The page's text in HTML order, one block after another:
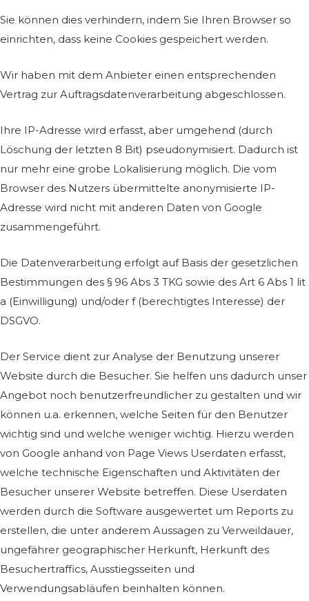
Sie können dies verhindern, indem Sie Ihren Browser so
einrichten, dass keine Cookies gespeichert werden.
Wir haben mit dem Anbieter einen entsprechenden
Vertrag zur Auftragsdatenverarbeitung abgeschlossen.
Ihre IP-Adresse wird erfasst, aber umgehend (durch
Löschung der letzten 8 Bit) pseudonymisiert. Dadurch ist
nur mehr eine grobe Lokalisierung möglich. Die vom
Browser des Nutzers übermittelte anonymisierte IP-
Adresse wird nicht mit anderen Daten von Google
zusammengeführt.
Die Datenverarbeitung erfolgt auf Basis der gesetzlichen
Bestimmungen des § 96 Abs 3 TKG sowie des Art 6 Abs 1 lit
a (Einwilligung) und/oder f (berechtigtes Interesse) der
DSGVO.
Der Service dient zur Analyse der Benutzung unserer
Website durch die Besucher. Sie helfen uns dadurch unser
Angebot noch benutzerfreundlicher zu gestalten und wir
können u.a. erkennen, welche Seiten für den Benutzer
wichtig sind und welche weniger wichtig. Hierzu werden
von Google anhand von Page Views Userdaten erfasst,
welche technische Eigenschaften und Aktivitäten der
Besucher unserer Website betreffen. Diese Userdaten
werden durch die Software ausgewertet um Reports zu
erstellen, die unter anderem Aussagen zu Verweildauer,
ungefährer geographischer Herkunft, Herkunft des
Besuchertraffics, Ausstiegsseiten und
Verwendungsabläufen beinhalten können.